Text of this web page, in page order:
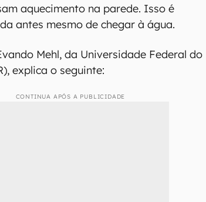
aquecimento na parede. Isso é
antes mesmo de chegar à água.
Mehl, da Universidade Federal do
explica o seguinte:
CONTINUA APÓS A PUBLICIDADE